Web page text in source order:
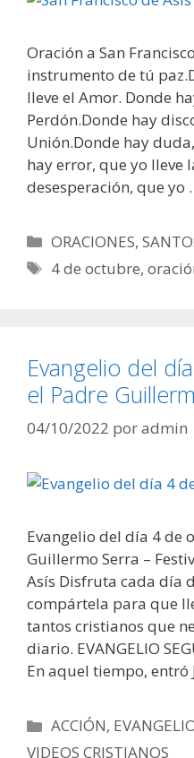
Oración a San
instrumento de tú
lleve el Amor. Donde
Perdón.Donde hay
Unión.Donde hay
hay error, que yo lleve
desesperación, que yo
Categorías
ORACIONES,
Etiquetas
4 de octubre,
Evangelio del
el Padre
04/10/2022 poradmin
Evangelio del día 4 de
Guillermo Serra –
Asís Disfruta cada día
compártela para que
tantos cristianos que
diario. EVANGELIO
En aquel tiempo, entró
Categorías
ACCIÓN,
VIDEOS CRISTIANOS